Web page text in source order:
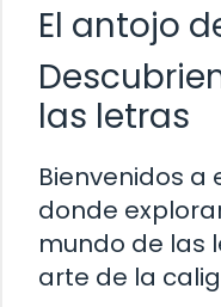
El antojo
las letras
Bienvenidos a
donde
mundo de las
arte de la